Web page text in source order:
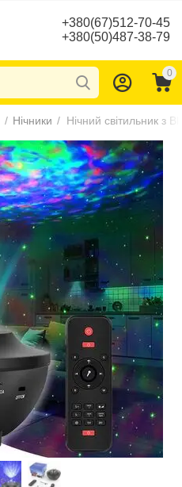
+380(67)512-70-45
+380(50)487-38-79
0
/ Нічники /